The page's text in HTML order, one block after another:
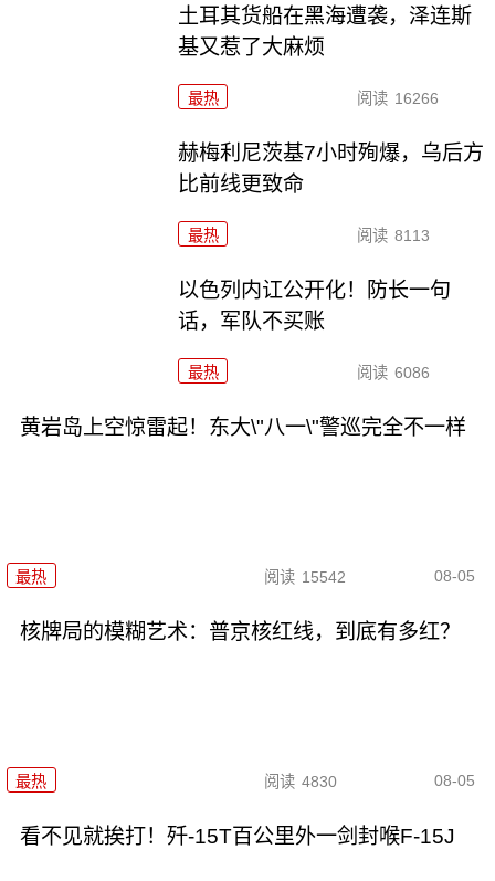
土耳其货船在黑海遭袭，泽连斯
基又惹了大麻烦
最热 阅读 16266
赫梅利尼茨基7小时殉爆，乌后方
比前线更致命
最热 阅读 8113
以色列内讧公开化！防长一句
话，军队不买账
最热 阅读 6086
黄岩岛上空惊雷起！东大\"八一\"警巡完全不一样
最热 阅读 15542 08-05
核牌局的模糊艺术：普京核红线，到底有多红？
最热 阅读 4830 08-05
看不见就挨打！歼-15T百公里外一剑封喉F-15J